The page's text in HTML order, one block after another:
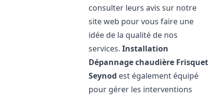
consulter leurs avis sur notre
site web pour vous faire une
idée de la qualité de nos
services.Installation
Dépannage chaudière Frisquet
Seynod est également équipé
pour gérer les interventions